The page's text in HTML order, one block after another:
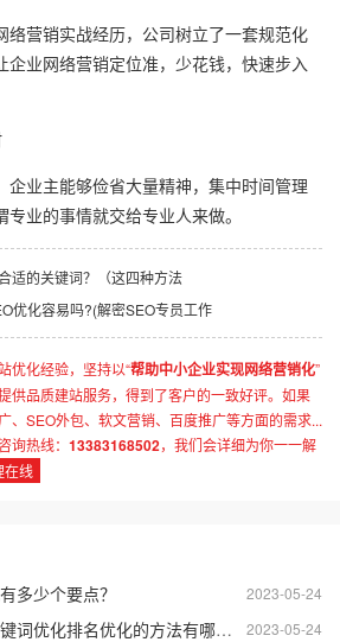
营销实战经历，公司树立了一套规范化
企业网络营销定位准，少花钱，快速步入
业主能够俭省大量精神，集中时间管理
业的事情就交给专业人来做。
适的关键词？（这四种方法
优化​容易吗?(解密SEO专员工作
优化经验，坚持以“帮助中小企业实现网络营销化”
供品质建站服务，得到了客户的一致好评。如果
、SEO外包、软文营销、百度推广等方面的需求...
询热线： 13383168502，我们会详细为你一一解
在线
2023-05-24
多少个要点？
2023-05-24
优化排名优化的方法有哪些？